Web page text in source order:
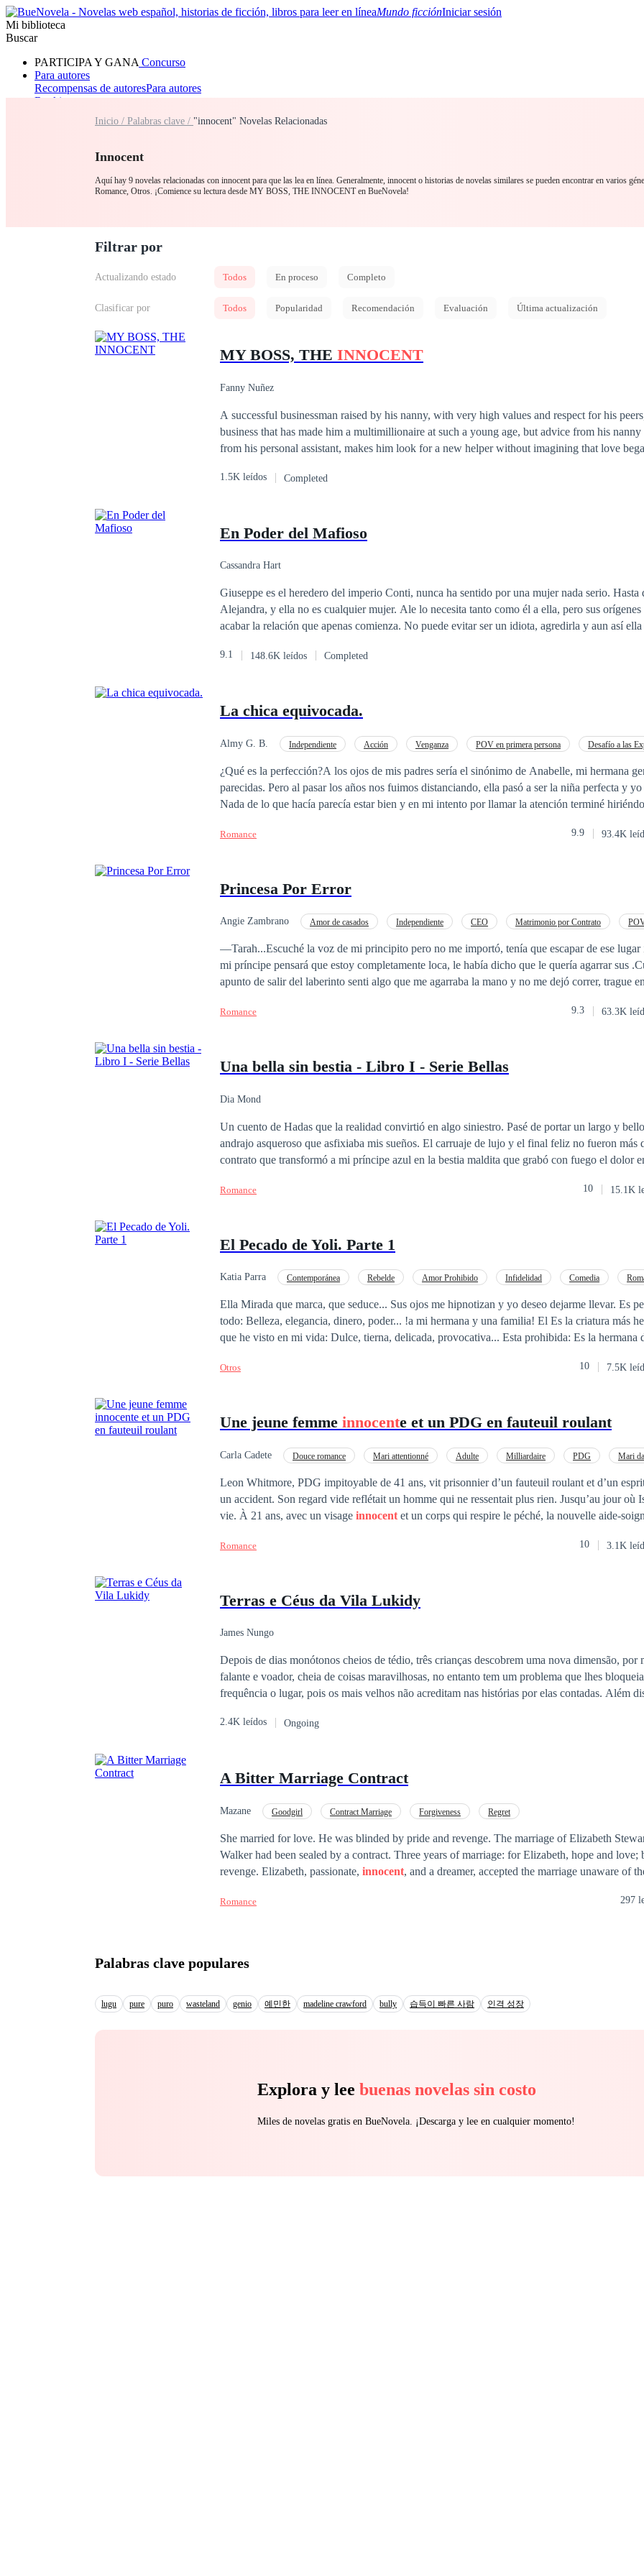
Mundo ficciónIniciar sesión
Mi biblioteca
Buscar
PARTICIPA Y GANA Concurso
Para autores
Recompensas de autoresPara autores
Ranking
RomanceHombre lobo
Inicio / Palabras clave / "innocent" Novelas Relacionadas
Innocent
Aquí hay 9 novelas relacionadas con innocent para que las lea en línea. Generalmente, innocent o historias de novelas similares se pueden encontrar en varios
Romance, Otros. ¡Comience su lectura desde MY BOSS, THE INNOCENT en BueNovela!
Filtrar por
Actualizando estado Todos En proceso Completo
Clasificar por Todos Popularidad Recomendación Evaluación Última actualización
MY BOSS, THE INNOCENT
Fanny Nuñez
A successful businessman raised by his nanny, with very high values ​​and respect for his
business that has made him a multimillionaire at such a young age, but advice from his nanny
from his personal assistant, makes him look for a new helper without imagining that love
away your true love. Will you fight for it? Will you let happiness be taken out of your hands?
1.5K leídos Completed
En Poder del Mafioso
Cassandra Hart
Giuseppe es el heredero del imperio Conti, nunca ha sentido por una mujer nada serio. Hasta
Alejandra, y ella no es cualquier mujer. Ale lo necesita tanto como él a ella, pero sus orígenes amenazan con
acabar la relación que apenas comienza. No puede evitar ser un idiota, agredirla y aun así
La traición se cuece dentro del clan Conti y Giuseppe debe lograr salvarla, aunque la pierda
9.1 148.6K leídos Completed
La chica equivocada.
Almy G. B. Independiente Acción Venganza POV en primera persona
Desafío a las
¿Qué es la perfección?A los ojos de mis padres sería el sinónimo de Anabelle, mi hermana
parecidas. Pero al pasar los años nos fuimos distanciando, ella pasó a ser la niña perfecta y
Nada de lo que hacía parecía estar bien y en mi intento por llamar la atención terminé
Justin.Y no es solo porque sean tan diferentes, es por el hecho de él coqueteando conmigo y
atracción crece y se convierte en algo más? ¿Cuándo mis fantasmas del pasado regresan a
han estado juzgando a la chica equivocada?
Romance 9.9 93.4K
Princesa Por Error
Angie Zambrano Amor de casados Independiente CEO Matrimonio por Contrato
—Tarah...Escuché la voz de mi principito pero no me importó, tenía que escapar de ese lugar
mi príncipe pensará que estoy completamente loca, le había dicho que le quería agarrar sus
apunto de salir del laberinto senti algo que me agarraba la mano y no me dejó correr, trague
la de él también, no había alcanzado a escapar de ese lugar, pero, ¿Porque me siguió?, Luego
acelerada, me sentía incómoda, no quería que me dijera nada al respecto, me sentía muy
Romance 9.3 63.3K
Una bella sin bestia - Libro I - Serie Bellas
Dia Mond
Un cuento de Hadas que la realidad convirtió en algo siniestro. Pasé de portar un largo y
andrajo asqueroso que asfixiaba mis sueños. El carruaje de lujo y el final feliz no fueron más
contrato que transformó a mi príncipe azul en la bestia maldita que grabó con fuego el dolor en
un imperio. La bella era solo una pieza en mi juego, pero ella no tenía ojos para mí, poniendo
Romance 10 15.1K
El Pecado de Yoli. Parte 1
Katia Parra Contemporánea Rebelde Amor Prohibido Infidelidad Comedia
Ella Mirada que marca, que seduce... Sus ojos me hipnotizan y yo deseo dejarme llevar. Es perfecto, lo tiene
todo: Belleza, elegancia, dinero, poder... !a mi hermana y una familia! El Es la criatura más hermosa y perfecta
que he visto en mi vida: Dulce, tierna, delicada, provocativa... Esta
Otros 10 7.5K
Une jeune femme innocente et un PDG en fauteuil roulant
Carla Cadete Douce romance Mari attentionné Adulte Milliardaire PDG
Mari
Leon Whitmore, PDG impitoyable de 41 ans, vit prisonnier d’un fauteuil roulant et d’un
un accident. Son regard vide reflétait un homme qui ne ressentait plus rien. Jusqu’au jour où Isis entra dans sa
vie. À 21 ans, avec un visage innocent et un corps qui respire le péché, la nouvelle aide-
brouillard qui obscurcit son esprit. Mais ce qui renaît avec sa conscience est dangereux : une passion interdite
Romance 10 3.1K
Terras e Céus da Vila Lukidy
James Nungo
Depois de dias monótonos cheios de tédio, três crianças descobrem uma nova dimensão, por
falante e voador, cheia de coisas maravilhosas, no entanto tem um problema que lhes
frequência o lugar, pois os mais velhos não acreditam nas histórias por elas contadas. Além
que vão ter que com elas lidar, pois as mesmas mexem com a outra dimensão, a dimensão que
2.4K leídos Ongoing
A Bitter Marriage Contract
Mazane Goodgirl Contract Marriage Forgiveness Regret
She married for love. He was blinded by pride and revenge. The marriage of Elizabeth
Walker had been sealed by a contract. Three years of marriage: for Elizabeth, hope and love;
revenge. Elizabeth, passionate, innocent, and a dreamer, accepted the marriage unaware of
Elizabeth crumble upon discovering the contract. He believed she had accepted the marriage
decided to turn the three years of marriage into a torment for Elizabeth. While Elizabeth suffered in silence,
John became increasingly cold, cruel, and distant. But everything changed the day the
Romance 297
Palabras clave populares
lugu pure puro wasteland genio 예민한 madeline crawford bully 습득이 빠른 사람 인격 성장
Explora y lee buenas novelas sin costo
Miles de novelas gratis en BueNovela. ¡Descarga y lee en cualquier momento!